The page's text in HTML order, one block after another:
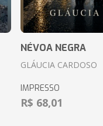
NÉVOA NEGRA
GLÁUCIA CARDOSO
IMPRESSO
R$ 68,01